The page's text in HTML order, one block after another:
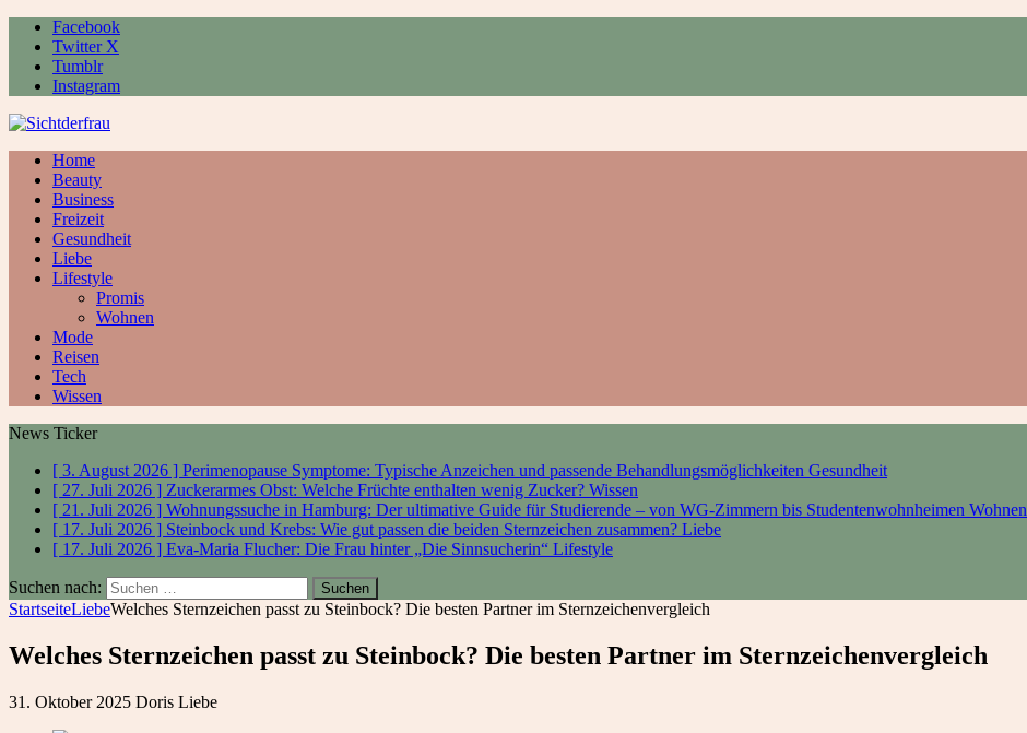
Facebook
Twitter X
Tumblr
Instagram
Home
Beauty
Business
Freizeit
Gesundheit
Liebe
Lifestyle
Promis
Wohnen
Mode
Reisen
Tech
Wissen
News Ticker
[ 3. August 2026 ] Perimenopause Symptome: Typische Anzeichen und passende Behandlungsmöglichkeiten Gesundheit
[ 27. Juli 2026 ] Zuckerarmes Obst: Welche Früchte enthalten wenig Zucker? Wissen
[ 21. Juli 2026 ] Wohnungssuche in Hamburg: Der ultimative Guide für Studierende – von WG-Zimmern bis Studentenwohnheimen Wohnen
[ 17. Juli 2026 ] Steinbock und Krebs: Wie gut passen die beiden Sternzeichen zusammen? Liebe
[ 17. Juli 2026 ] Eva-Maria Flucher: Die Frau hinter „Die Sinnsucherin“ Lifestyle
Suchen nach:
StartseiteLiebeWelches Sternzeichen passt zu Steinbock? Die besten Partner im Sternzeichenvergleich
Welches Sternzeichen passt zu Steinbock? Die besten Partner im Sternzeichenvergleich
31. Oktober 2025 Doris Liebe